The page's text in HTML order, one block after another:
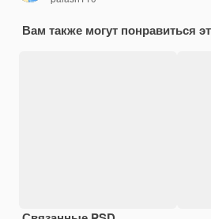
Вам также могут понравиться